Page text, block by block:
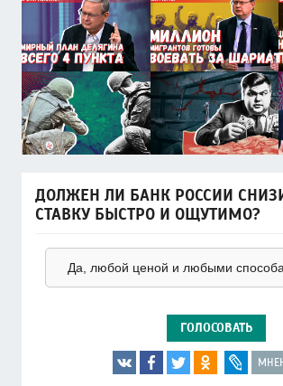
ДОЛЖЕН ЛИ БАНК РОССИИ
СТАВКУ БЫСТРО И ОЩУТИМО?
ГОЛОСОВАТЬ